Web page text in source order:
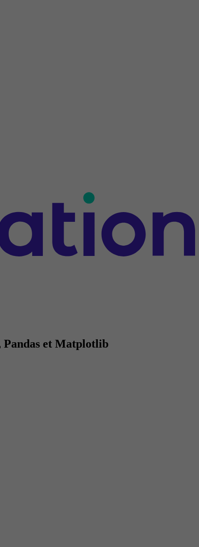
Pandas et Matplotlib